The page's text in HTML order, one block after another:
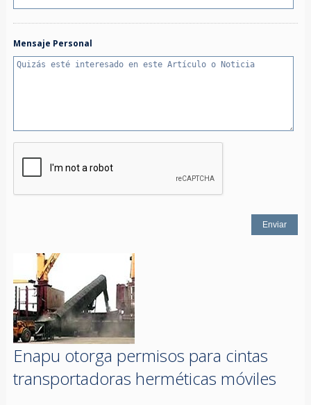
Mensaje Personal
Enapu otorga permisos para cintas
transportadoras herméticas móviles